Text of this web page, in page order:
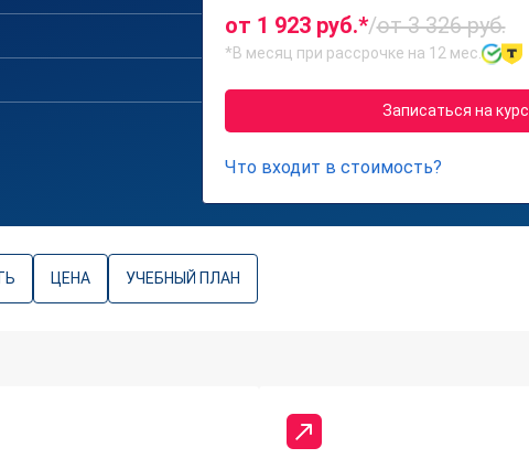
от 1 923 руб.*/от 3 326 руб.
*В месяц при рассрочке на 12 мес.
Записаться на курс
Что входит в стоимость?
ЦЕНА УЧЕБНЫЙ ПЛАН